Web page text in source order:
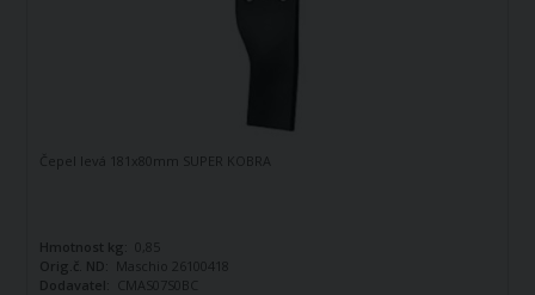
Čepel levá 181x80mm SUPER KOBRA
Hmotnost kg:
0,85
Orig.č. ND: Maschio 26100418
Dodavatel:
CMAS07S0BC